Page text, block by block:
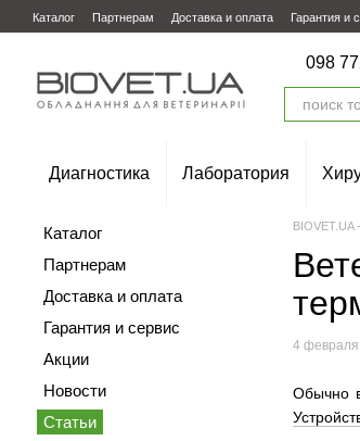
Перейти к основному контенту
Каталог Партнерам Доставка и оплата Гарантия и
098
Диагностика Лаборатория
BIOVET.UA
4
Обычно
Каталог
Партнерам
Доставка и оплата
Гарантия и сервис
Акции
Новости
Статьи